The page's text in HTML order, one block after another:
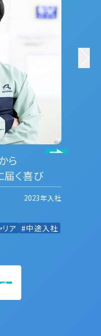
ら
く喜び
2023年入社
ア #中途入社